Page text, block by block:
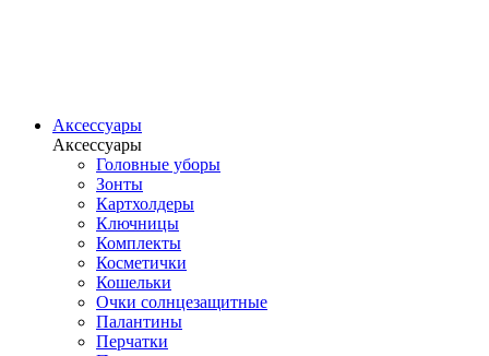
Аксессуары
Аксессуары
Головные уборы
Зонты
Картхолдеры
Ключницы
Комплекты
Косметички
Кошельки
Очки солнцезащитные
Палантины
Перчатки